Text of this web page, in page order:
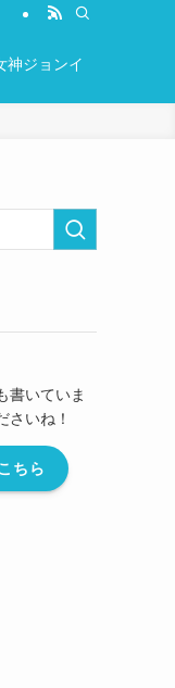
神ジョンイ
書いていま
さいね！
ちら